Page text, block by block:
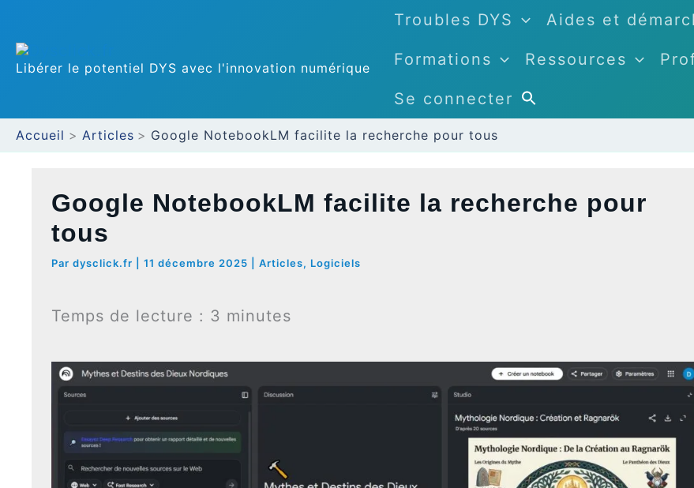
au
contenu
Libérer le potentiel DYS avec l'innovation numérique
Troubles DYS Aides et
Formations Ressources
Se connecter
Accueil Articles Google NotebookLM facilite la recherche pour tous
Google NotebookLM facilite la recherche pour
tous
Par dysclick.fr 11 décembre 2025 Articles, Logiciels
Temps de lecture : 3 minutes